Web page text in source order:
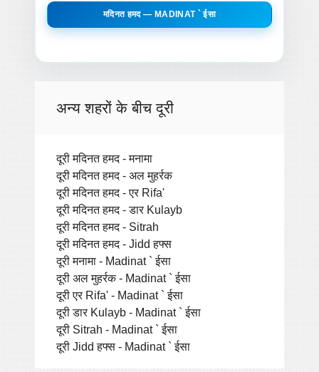
मदिनत हमद — MADINAT ` ईसा
अन्य शहरों के बीच दूरी
दूरी मदिनत हमद - मनामा
दूरी मदिनत हमद - अल मुहर्रक
दूरी मदिनत हमद - एर Rifa'
दूरी मदिनत हमद - डार Kulayb
दूरी मदिनत हमद - Sitrah
दूरी मदिनत हमद - Jidd हफ्स
दूरी मनामा - Madinat ` ईसा
दूरी अल मुहर्रक - Madinat ` ईसा
दूरी एर Rifa' - Madinat ` ईसा
दूरी डार Kulayb - Madinat ` ईसा
दूरी Sitrah - Madinat ` ईसा
दूरी Jidd हफ्स - Madinat ` ईसा